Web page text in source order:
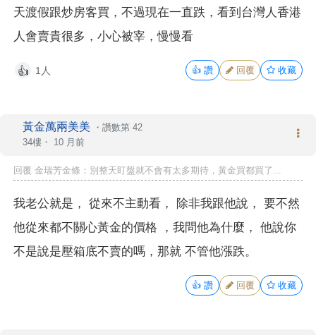
天渡假跟炒房客買，不過現在一直跌，看到台灣人香港
人會賣貴很多，小心被宰，慢慢看
👍 1人 👍 讚 回覆 收藏
黃金萬兩美美 ・ 讚數第 42
34樓・ 10 月前
回覆 金瑞芳金條：別整天盯盤就不會有太多期待，黃金買都買了...
我老公就是， 從來不主動看， 除非我跟他說， 要不然
他從來都不關心黃金的價格 ，我問他為什麼， 他說你
不是說是壓箱底不賣的嗎，那就 不管他漲跌。
👍 讚 回覆 收藏